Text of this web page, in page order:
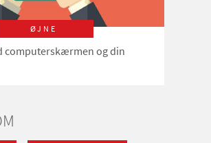
ØJNE
computerskærmen og din